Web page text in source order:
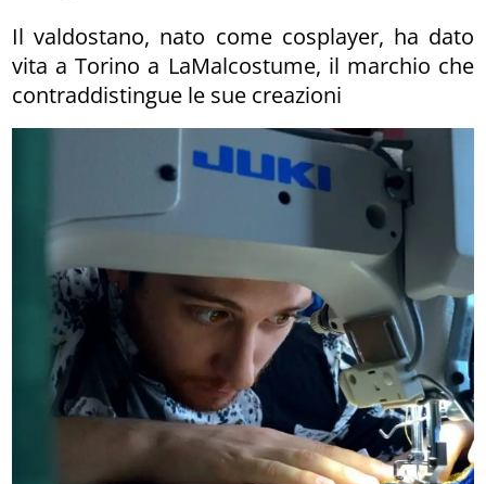
Il valdostano, nato come cosplayer, ha dato
vita a Torino a LaMalcostume, il marchio che
contraddistingue le sue creazioni